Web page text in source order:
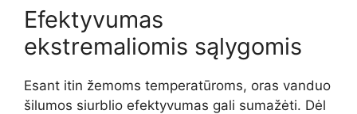
Efektyvumas
ekstremaliomis sąlygomis
Esant itin žemoms temperatūroms, oras vanduo
šilumos siurblio efektyvumas gali sumažėti. Dėl